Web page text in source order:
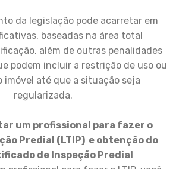
da legislação pode acarretar em
baseadas na área total
além de outras penalidades
podem incluir a restrição de uso ou
imóvel até que a situação seja
regularizada.
um profissional para fazer o
Predial (LTIP) e obtenção do
de Inspeção Predial